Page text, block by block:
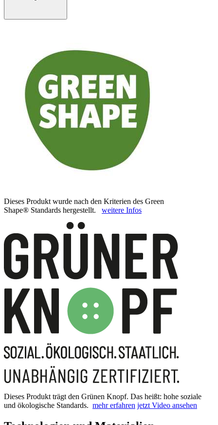
Dieses Produkt wurde nach den Kriterien des Green
Shape® Standards hergestellt. weitere Infos
Dieses Produkt trägt den Grünen Knopf. Das heißt: hohe soziale
und ökologische Standards. mehr erfahren jetzt Video ansehen